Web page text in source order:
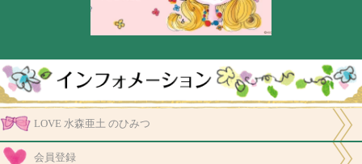
LOVE 水森亜土 のひみつ
会員登録